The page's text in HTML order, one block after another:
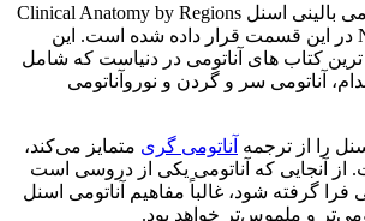
لینک دانلود کتاب آناتومی بالینی اسنل Clinical Anatomy by Regions
Ninth Edition by Snell در این قسمت قرار داده شده است. این
کتاب های آناتومی در دنیاست که شامل
آناتومی سر و گردن و نوروآناتومی
را از ترجمه آناتومی گری متمایز می‌کند،
از آنجایی که آناتومی یکی از دروسی است
فرا گرفته شود، غالباً مفاهیم آناتومی اسنل
و ملموس‌تر خواهد بود.